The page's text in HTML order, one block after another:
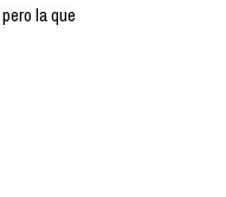
la que